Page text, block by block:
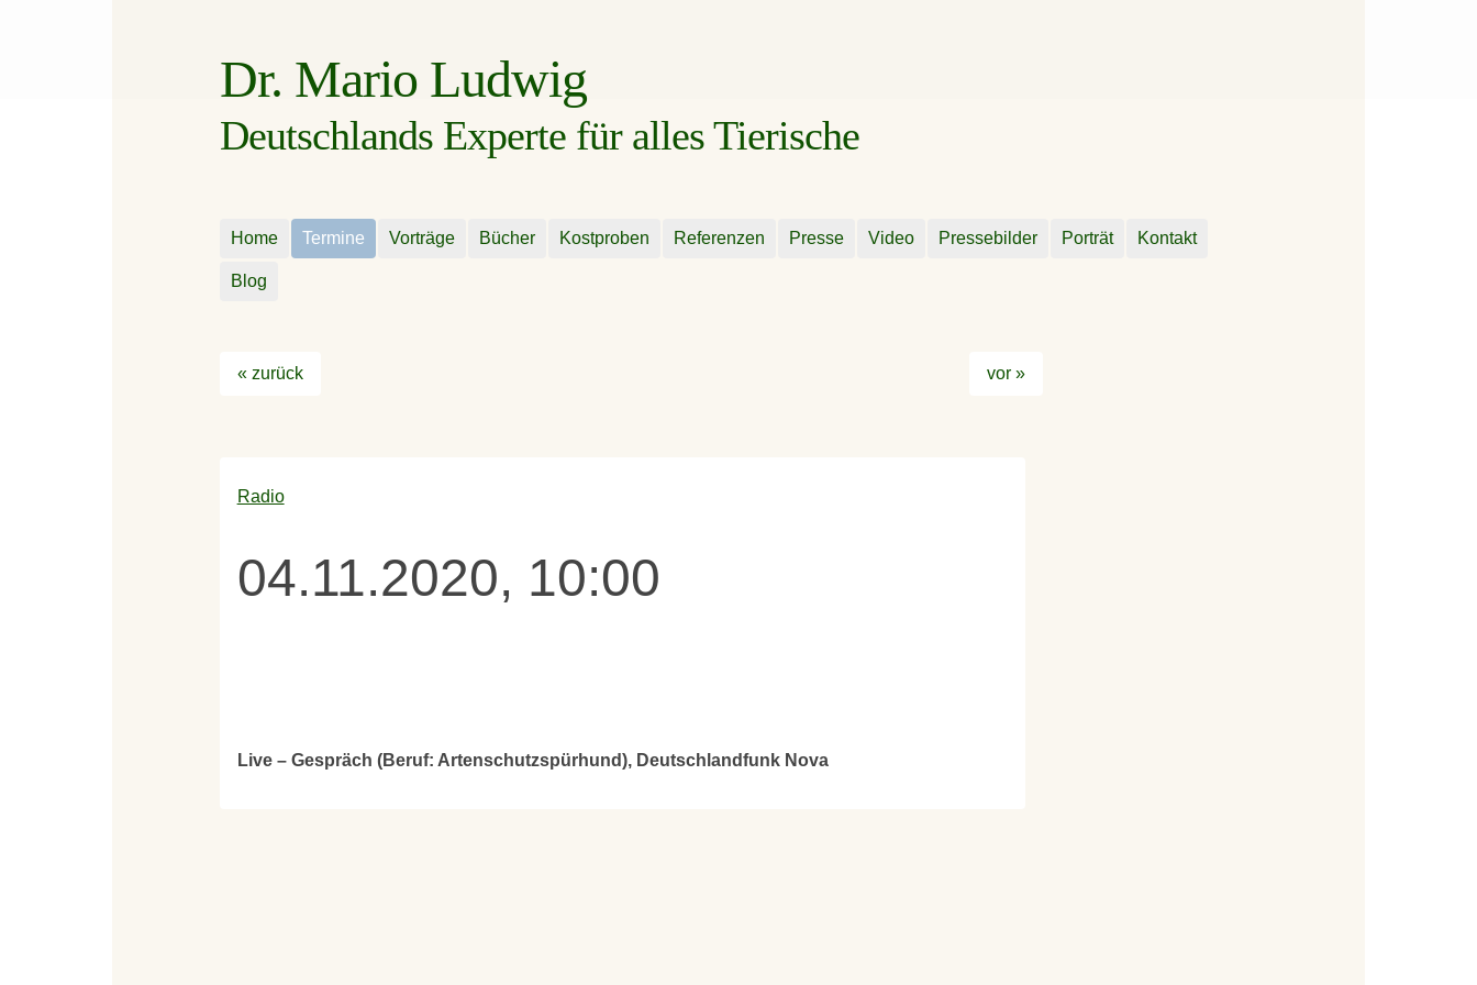
Dr. Mario Ludwig
Deutschlands Experte für alles Tierische
Home Termine Vorträge Bücher Kostproben Referenzen Presse Video Pressebilder Porträt Kontakt
Blog
« zurück vor »
Radio
04.11.2020, 10:00
Live – Gespräch (Beruf: Artenschutzspürhund), Deutschlandfunk Nova